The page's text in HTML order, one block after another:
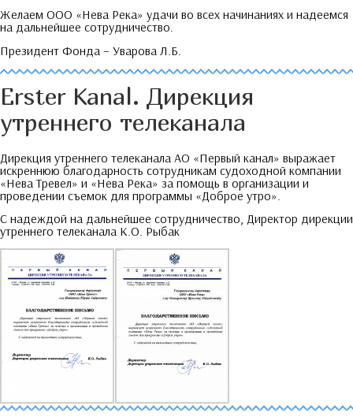
Желаем ООО «Нева Река» удачи во всех начинаниях и надеемся
на дальнейшее сотрудничество.
Президент Фонда – Уварова Л.Б.
Erster Kanal. Дирекция
утреннего телеканала
Дирекция утреннего телеканала АО «Первый канал» выражает
искреннюю благодарность сотрудникам судоходной компании
«Нева Тревел» и «Нева Река» за помощь в организации и
проведении съемок для программы «Доброе утро»
С надеждой на дальнейшее сотрудничество, Директор дирекции
утреннего телеканала К.О. Рыбак